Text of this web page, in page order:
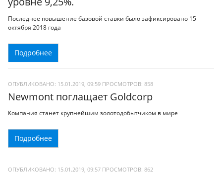
Последнее повышение базовой ставки было зафиксировано 15
октября 2018 года
Подробнее
ОПУБЛИКОВАНО: 15.01.2019, 09:59 ПРОСМОТРОВ: 858
Newmont поглащает Goldcorp
Компания станет крупнейшим золотодобытчиком в мире
Подробнее
ОПУБЛИКОВАНО: 15.01.2019, 09:57 ПРОСМОТРОВ: 862